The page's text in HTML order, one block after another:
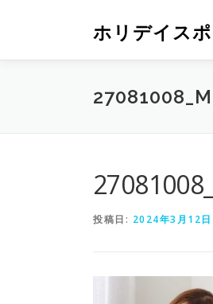
ホリデイス
27081008_M
投稿日: 2024年3月12日